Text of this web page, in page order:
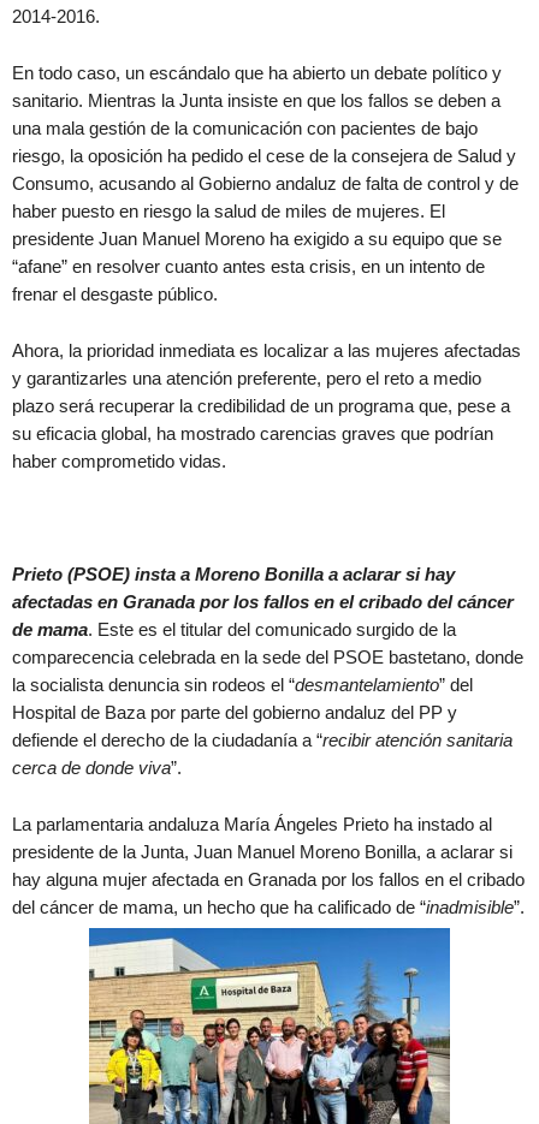
2014-2016.
En todo caso, un escándalo que ha abierto un debate político y
sanitario. Mientras la Junta insiste en que los fallos se deben a
una mala gestión de la comunicación con pacientes de bajo
riesgo, la oposición ha pedido el cese de la consejera de Salud y
Consumo, acusando al Gobierno andaluz de falta de control y de
haber puesto en riesgo la salud de miles de mujeres. El
presidente Juan Manuel Moreno ha exigido a su equipo que se
“afane” en resolver cuanto antes esta crisis, en un intento de
frenar el desgaste público.
Ahora, la prioridad inmediata es localizar a las mujeres afectadas
y garantizarles una atención preferente, pero el reto a medio
plazo será recuperar la credibilidad de un programa que, pese a
su eficacia global, ha mostrado carencias graves que podrían
haber comprometido vidas.
Prieto (PSOE) insta a Moreno Bonilla a aclarar si hay
afectadas en Granada por los fallos en el cribado del cáncer
de mama. Este es el titular del comunicado surgido de la
comparecencia celebrada en la sede del PSOE bastetano, donde
la socialista denuncia sin rodeos el “desmantelamiento” del
Hospital de Baza por parte del gobierno andaluz del PP y
defiende el derecho de la ciudadanía a “recibir atención sanitaria
cerca de donde viva”.
La parlamentaria andaluza María Ángeles Prieto ha instado al
presidente de la Junta, Juan Manuel Moreno Bonilla, a aclarar si
hay alguna mujer afectada en Granada por los fallos en el cribado
del cáncer de mama, un hecho que ha calificado de “inadmisible”.